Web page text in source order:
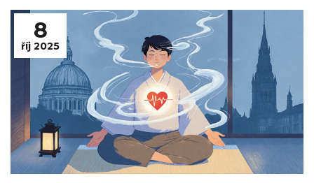
8
říj 2025